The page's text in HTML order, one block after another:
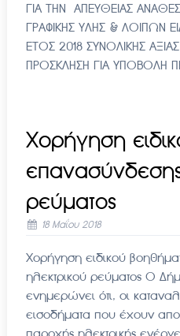
ΓΙΑ ΤΗΝ ΑΠΕΥΘΕΙΑΣ
ΓΡΑΦΙΚΗΣ ΥΛΗΣ & ΛΟΙΠΩΝ
ΕΤΟΣ 2018 ΣΥΝΟΛΙΚΗΣ
ΠΡΟΣΚΛΗΣΗ ΓΙΑ ΥΠΟΒΟΛΗ
Χορήγηση
ρεύματος
18 Μαΐου 2018
Χορήγηση ειδικού
ηλεκτρικού ρεύματος Ο
ενημερώνει ότι, οι
εισοδήματα που έχουν